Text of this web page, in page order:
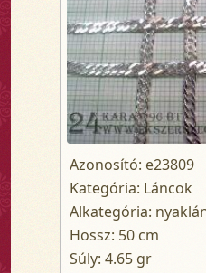
Azonosító: e23809
Kategória: Láncok
Alkategória:
Hossz: 50 cm
Súly: 4.65 gr